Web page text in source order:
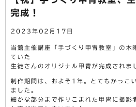
完成！
2023年02月17日
当館主催講座「手づくり甲冑教室」の木
ていた
生徒さんのオリジナル甲冑が完成されま
制作期間は、およそ1年。とてもかっこ
ました。
細かな部分まで作りこまれた甲冑に撮影